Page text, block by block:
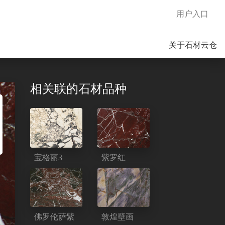
用户入口
关于石材云仓
相关联的石材品种
宝格丽3 紫罗红
佛罗伦萨紫 敦煌壁画